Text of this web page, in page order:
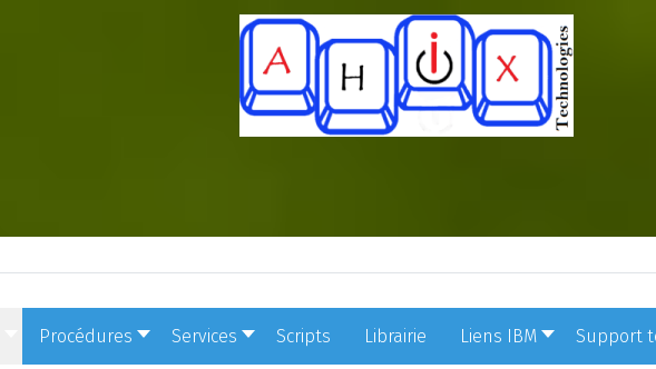
Procédures Services Scripts Librairie Liens IBM Support